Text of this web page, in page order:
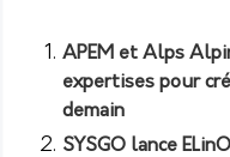
APEM et Alps
expertises pour
demain
SYSGO lance